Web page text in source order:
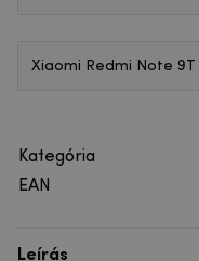
Xiaomi Redmi Note 9T
Kategória
EAN
Leírás